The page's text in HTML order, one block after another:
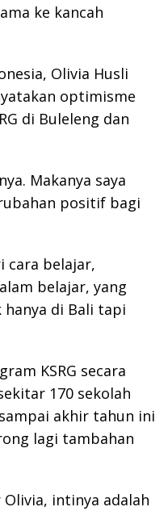
ke kancah
Olivia Husli
optimisme
di Buleleng dan
Makanya saya
positif bagi
cara belajar,
belajar, yang
di Bali tapi
KSRG secara
170 sekolah
akhir tahun ini
lagi tambahan
intinya adalah